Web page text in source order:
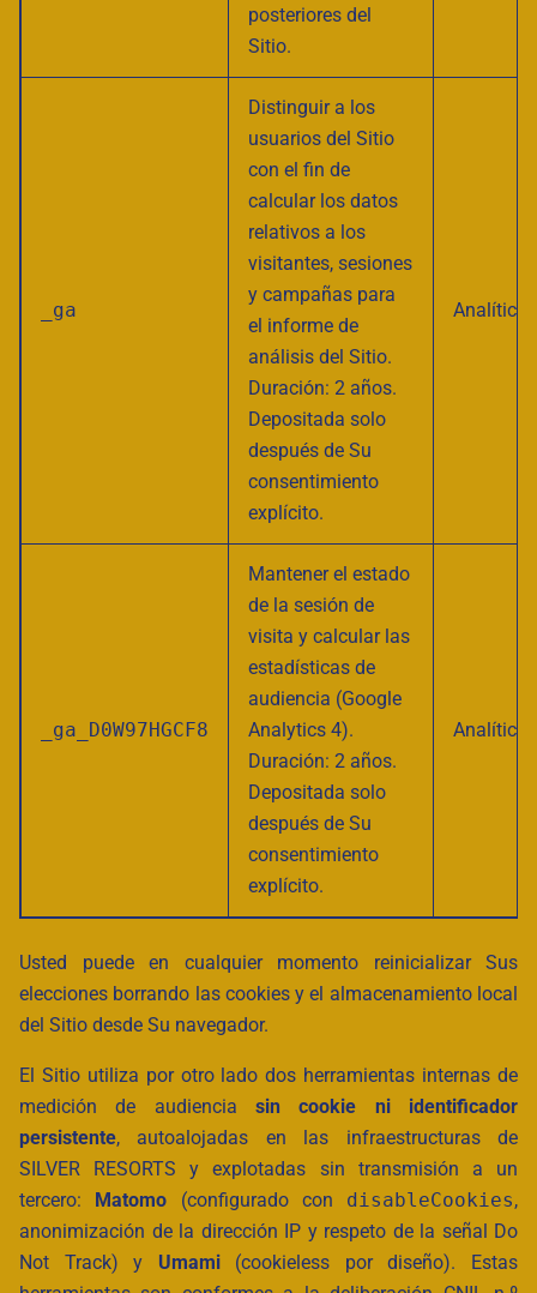
posteriores del
Sitio.
_ga
Distinguir a los
usuarios del Sitio
con el fin de
calcular los datos
relativos a los
visitantes, sesiones
y campañas para
el informe de
análisis del Sitio.
Duración: 2 años.
Depositada solo
después de Su
consentimiento
explícito.
Analítica
_ga_D0W97HGCF8
Mantener el estado
de la sesión de
visita y calcular las
estadísticas de
audiencia (Google
Analytics 4).
Duración: 2 años.
Depositada solo
después de Su
consentimiento
explícito.
Analítica
Usted puede en cualquier momento reinicializar Sus
elecciones borrando las cookies y el almacenamiento local
del Sitio desde Su navegador.
El Sitio utiliza por otro lado dos herramientas internas de
medición de audiencia sin cookie ni identificador
persistente, autoalojadas en las infraestructuras de
SILVER RESORTS y explotadas sin transmisión a un
tercero: Matomo (configurado con disableCookies,
anonimización de la dirección IP y respeto de la señal Do
Not Track) y Umami(cookieless por diseño). Estas